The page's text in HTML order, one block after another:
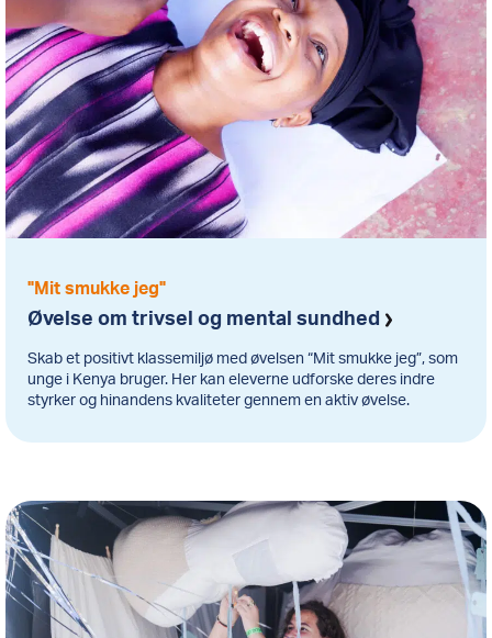
"Mit smukke jeg"
Øvelse om trivsel og mental sundhed
Skab et positivt klassemiljø med øvelsen “Mit smukke jeg”, som
unge i Kenya bruger. Her kan eleverne udforske deres indre
styrker og hinandens kvaliteter gennem en aktiv øvelse.